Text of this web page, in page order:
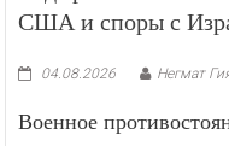
США и споры с
04.08.2026 Негмат
Военное